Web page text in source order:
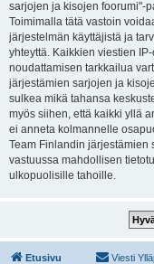
sarjojen ja kisojen foorumi"-
Toimimalla tätä vastoin
järjestelmän käyttäjistä ja
yhteyttä. Kaikkien viestien
noudattamisen tarkkailua
järjestämien sarjojen ja
sulkea mikä tahansa
myös siihen, että kaikki yllä
ei anneta kolmannelle
Team Finlandin järjestämien
vastuussa mahdollisen
ulkopuolisille tahoille.
Etusivu Viesti